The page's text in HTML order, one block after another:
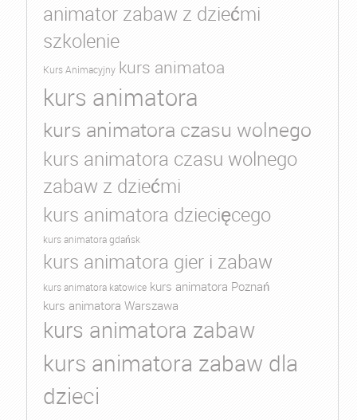
animator zabaw z dziećmi
szkolenie
Kurs Animacyjny kurs animatoa
kurs animatora
kurs animatora czasu wolnego
kurs animatora czasu wolnego
zabaw z dziećmi
kurs animatora dziecięcego
kurs animatora gdańsk
kurs animatora gier i zabaw
kurs animatora katowice kurs animatora Poznań
kurs animatora Warszawa
kurs animatora zabaw
kurs animatora zabaw dla
dzieci